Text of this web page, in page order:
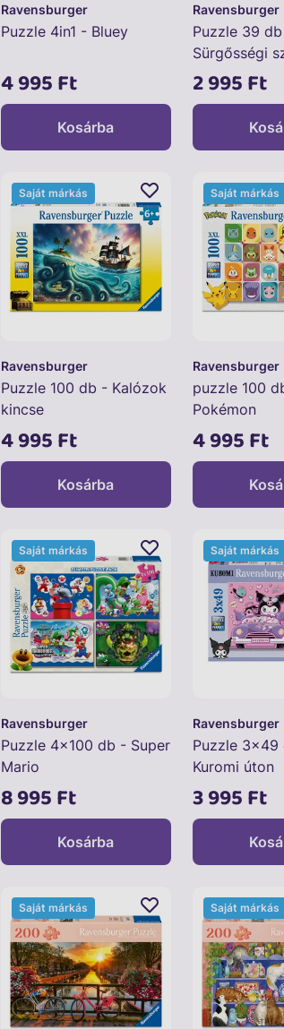
Ravensburger
Puzzle 4in1 - Bluey
4 995 Ft
Kosárba
Ravensburger
Puzzle 39
Sürgősségi
2 995 Ft
Ravensburger
Puzzle 100 db - Kalózok
kincse
4 995 Ft
Saját márkás
Kosárba
Ravensburger
puzzle 100
Pokémon
4 995 Ft
Saját márkás
Ravensburger
Puzzle 4x100 db - Super
Mario
8 995 Ft
Saját márkás
Kosárba
Ravensburger
Puzzle 3x49
Kuromi úton
3 995 Ft
Saját márkás
Saját márkás Saját márkás